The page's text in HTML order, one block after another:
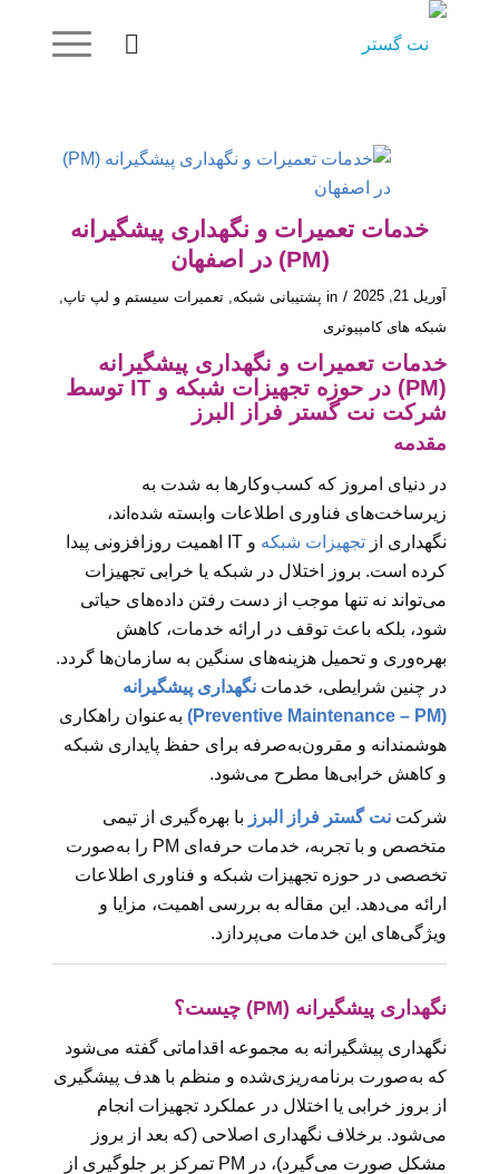
خدمات تعمیرات و نگهداری پیشگیرانه
(PM) در اصفهان
آوریل 21, 2025 /
in پشتیبانی شبکه,تعمیرات سیستم و لپ تاپ,
شبکه های کامپیوتری
خدمات تعمیرات و نگهداری پیشگیرانه
(PM) در حوزه تجهیزات شبکه و IT توسط
شرکت نت گستر فراز البرز
مقدمه
در دنیای امروز که کسب‌وکارها به شدت به
زیرساخت‌های فناوری اطلاعات وابسته شده‌اند،
نگهداری ازتجهیزات شبکه
و IT اهمیت روزافزونی پیدا
کرده است. بروز اختلال در شبکه یا خرابی تجهیزات
می‌تواند نه تنها موجب از دست رفتن داده‌های حیاتی
شود، بلکه باعث توقف در ارائه خدمات، کاهش
بهره‌وری و تحمیل هزینه‌های سنگین به سازمان‌ها گردد.
در چنین شرایطی، خدماتنگهداری پیشگیرانه
(Preventive Maintenance – PM)
به‌عنوان راهکاری
هوشمندانه و مقرون‌به‌صرفه برای حفظ پایداری شبکه
و کاهش خرابی‌ها مطرح می‌شود.
شرکتنت گستر فراز البرز با بهره‌گیری از تیمی
متخصص و با تجربه، خدمات حرفه‌ای PM را به‌صورت
تخصصی در حوزه تجهیزات شبکه و فناوری اطلاعات
ارائه می‌دهد. این مقاله به بررسی اهمیت، مزایا و
ویژگی‌های این خدمات می‌پردازد.
نگهداری پیشگیرانه (PM) چیست؟
نگهداری پیشگیرانه به مجموعه اقداماتی گفته می‌شود
که به‌صورت برنامه‌ریزی‌شده و منظم با هدف پیشگیری
از بروز خرابی یا اختلال در عملکرد تجهیزات انجام
می‌شود. برخلاف نگهداری اصلاحی (که بعد از بروز
مشکل صورت می‌گیرد)، در PM تمرکز بر جلوگیری از